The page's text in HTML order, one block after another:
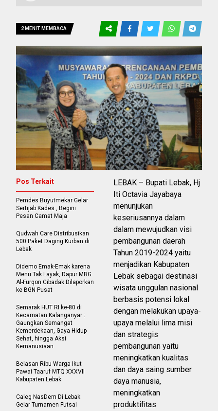
2 MENIT MEMBACA
LEBAK – Bupati Lebak, Hj
Iti Octavia Jayabaya
menunjukan
keseriusannya dalam
dalam mewujudkan visi
pembangunan daerah
Tahun 2019-2024 yaitu
menjadikan Kabupaten
Lebak sebagai destinasi
wisata unggulan nasional
berbasis potensi lokal
dengan melakukan upaya-
upaya melalui lima misi
dan strategis
pembangunan yaitu
meningkatkan kualitas
dan daya saing sumber
daya manusia,
meningkatkan
produktifitas
Pos Terkait
Pemdes Buyutmekar Gelar
Sertijab Kades , Begini
Pesan Camat Maja
Qudwah Care Distribusikan
500 Paket Daging Kurban di
Lebak
Didemo Emak-Emak karena
Menu Tak Layak, Dapur MBG
Al-Furqon Cibadak Dilaporkan
ke BGN Pusat
Semarak HUT RI ke-80 di
Kecamatan Kalanganyar :
Gaungkan Semangat
Kemerdekaan, Gaya Hidup
Sehat, hingga Aksi
Kemanusiaan
Belasan Ribu Warga Ikut
Pawai Taaruf MTQ XXXVII
Kabupaten Lebak
Caleg NasDem Di Lebak
Gelar Turnamen Futsal